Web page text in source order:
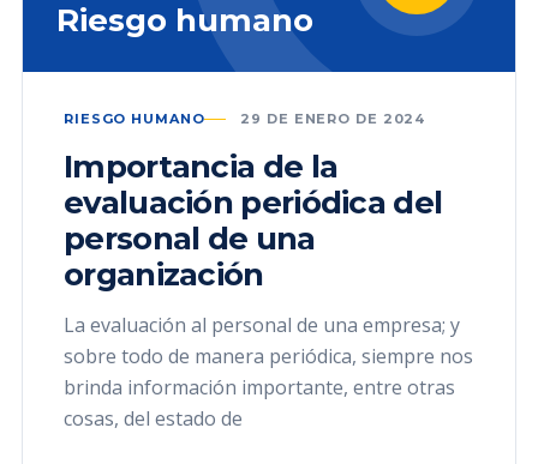
Riesgo humano
RIESGO HUMANO 29 DE ENERO DE 2024
Importancia de la
evaluación periódica del
personal de una
organización
La evaluación al personal de una empresa; y
sobre todo de manera periódica, siempre nos
brinda información importante, entre otras
cosas, del estado de